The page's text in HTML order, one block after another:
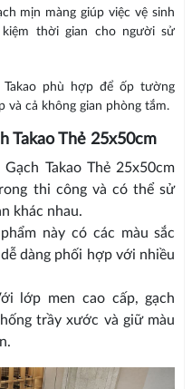
mịn màng giúp việc vệ sinh
thời gian cho người sử
Takao phù hợp để ốp tường
và cả không gian phòng tắm.
Takao Thẻ 25x50cm
Gạch Takao Thẻ 25x50cm
thi công và có thể sử
khác nhau.
này có các màu sắc
dàng phối hợp với nhiều
lớp men cao cấp, gạch
trầy xước và giữ màu